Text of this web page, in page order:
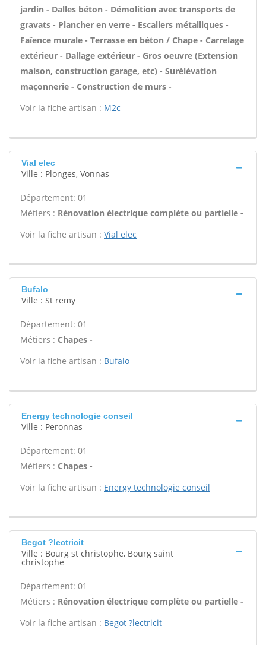
jardin - Dalles béton - Démolition avec transports de
gravats - Plancher en verre - Escaliers métalliques -
Faïence murale - Terrasse en béton / Chape - Carrelage
extérieur - Dallage extérieur - Gros oeuvre (Extension
maison, construction garage, etc) - Surélévation
maçonnerie - Construction de murs -
Voir la fiche artisan : M2c
Vial elec
Ville : Plonges, Vonnas
Département: 01
Métiers : Rénovation électrique complète ou partielle -
Voir la fiche artisan : Vial elec
Bufalo
Ville : St remy
Département: 01
Métiers : Chapes -
Voir la fiche artisan : Bufalo
Energy technologie conseil
Ville : Peronnas
Département: 01
Métiers : Chapes -
Voir la fiche artisan : Energy technologie conseil
Begot ?lectricit
Ville : Bourg st christophe, Bourg saint
christophe
Département: 01
Métiers : Rénovation électrique complète ou partielle -
Voir la fiche artisan : Begot ?lectricit